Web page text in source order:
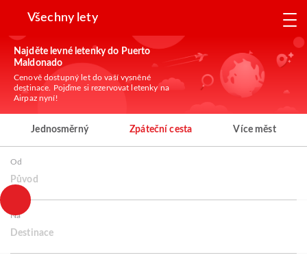
Všechny lety
Najděte levné letenky do Puerto
Maldonado
Cenově dostupný let do vaší vysněné
destinace. Pojďme si rezervovat letenky na
Airpaz nyní!
Jednosměrný Zpáteční cesta Více měst
Od
Původ
Na
Destinace